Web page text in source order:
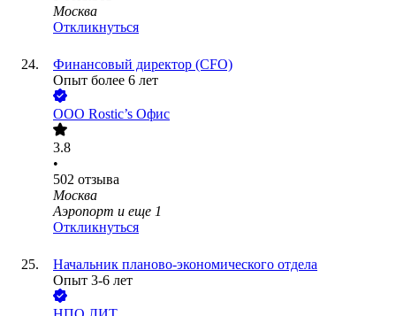
Москва
Откликнуться
Финансовый директор (CFO)
Опыт более 6 лет
ООО Rostic’s Офис
3.8
•
502 отзыва
Москва
Аэропорт и еще 1
Откликнуться
Начальник планово-экономического отдела
Опыт 3-6 лет